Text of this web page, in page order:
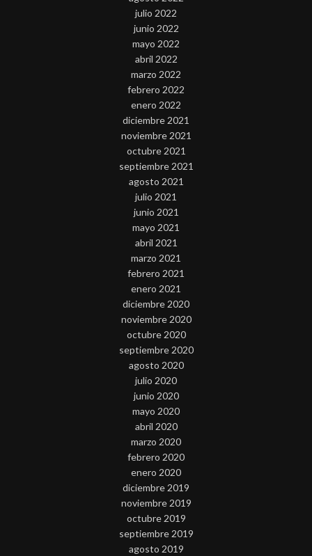
julio 2022
junio 2022
mayo 2022
abril 2022
marzo 2022
febrero 2022
enero 2022
diciembre 2021
noviembre 2021
octubre 2021
septiembre 2021
agosto 2021
julio 2021
junio 2021
mayo 2021
abril 2021
marzo 2021
febrero 2021
enero 2021
diciembre 2020
noviembre 2020
octubre 2020
septiembre 2020
agosto 2020
julio 2020
junio 2020
mayo 2020
abril 2020
marzo 2020
febrero 2020
enero 2020
diciembre 2019
noviembre 2019
octubre 2019
septiembre 2019
agosto 2019